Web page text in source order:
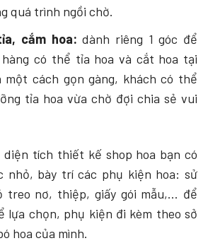
quá trình ngồi chờ.
cắm hoa: dành riêng 1 góc để
có thể tỉa hoa và cắt hoa tại
một cách gọn gàng, khách có thể
tỉa hoa vừa chờ đợi chia sẻ vui
diện tích thiết kế shop hoa bạn có
nhỏ, bày trí các phụ kiện hoa: sử
treo nơ, thiệp, giấy gói mẫu,… để
lựa chọn, phụ kiện đi kèm theo sở
hoa của mình.